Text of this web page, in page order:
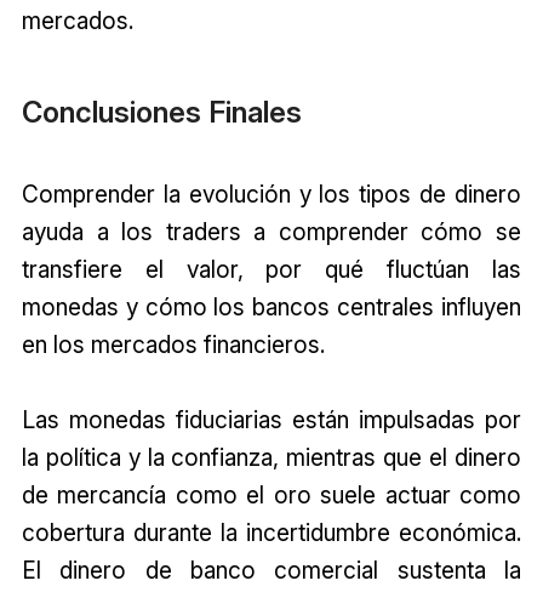
mercados.
Conclusiones Finales
Comprender la evolución y los tipos de dinero
ayuda a los traders a comprender cómo se
transfiere el valor, por qué fluctúan las
monedas y cómo los bancos centrales influyen
en los mercados financieros.
Las monedas fiduciarias están impulsadas por
la política y la confianza, mientras que el dinero
de mercancía como el oro suele actuar como
cobertura durante la incertidumbre económica.
El dinero de banco comercial sustenta la